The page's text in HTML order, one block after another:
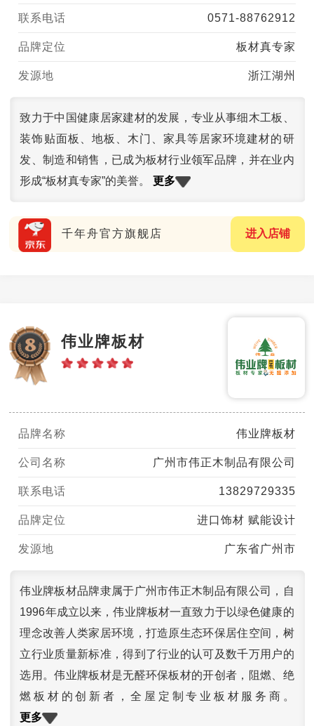
联系电话 0571-88762912
品牌定位 板材真专家
发源地 浙江湖州
致力于中国健康居家建材的发展，专业从事细木工板、
装饰贴面板、地板、木门、家具等居家环境建材的研
发、制造和销售，已成为板材行业领军品牌，并在业内
形成“板材真专家”的美誉。更多
千年舟官方旗舰店 进入店铺
伟业牌板材
品牌名称 伟业牌板材
公司名称 广州市伟正木制品有限公司
联系电话 13829729335
品牌定位 进口饰材 赋能设计
发源地 广东省广州市
伟业牌板材品牌隶属于广州市伟正木制品有限公司，自
1996年成立以来，伟业牌板材一直致力于以绿色健康的
理念改善人类家居环境，打造原生态环保居住空间，树
立行业质量新标准，得到了行业的认可及数千万用户的
选用。伟业牌板材是无醛环保板材的开创者，阻燃、绝
燃板材的创新者，全屋定制专业板材服务商。
更多